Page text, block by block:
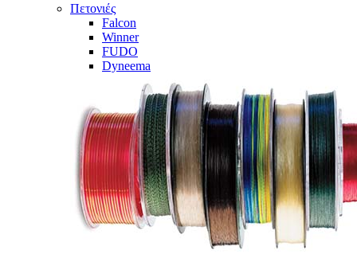
Πετονιές
Falcon
Winner
FUDO
Dyneema